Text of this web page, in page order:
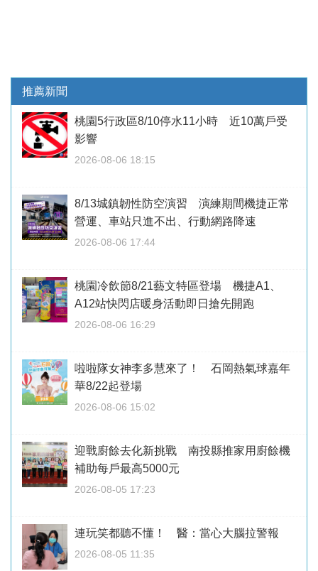
推薦新聞
桃園5行政區8/10停水11小時 近10萬戶受
影響
2026-08-06 18:15
8/13城鎮韌性防空演習 演練期間機捷正常
營運、車站只進不出、行動網路降速
2026-08-06 17:44
桃園冷飲節8/21藝文特區登場 機捷A1、
A12站快閃店暖身活動即日搶先開跑
2026-08-06 16:29
啦啦隊女神李多慧來了！ 石岡熱氣球嘉年
華8/22起登場
2026-08-06 15:02
迎戰廚餘去化新挑戰 南投縣推家用廚餘機
補助每戶最高5000元
2026-08-05 17:23
連玩笑都聽不懂！ 醫：當心大腦拉警報
2026-08-05 11:35